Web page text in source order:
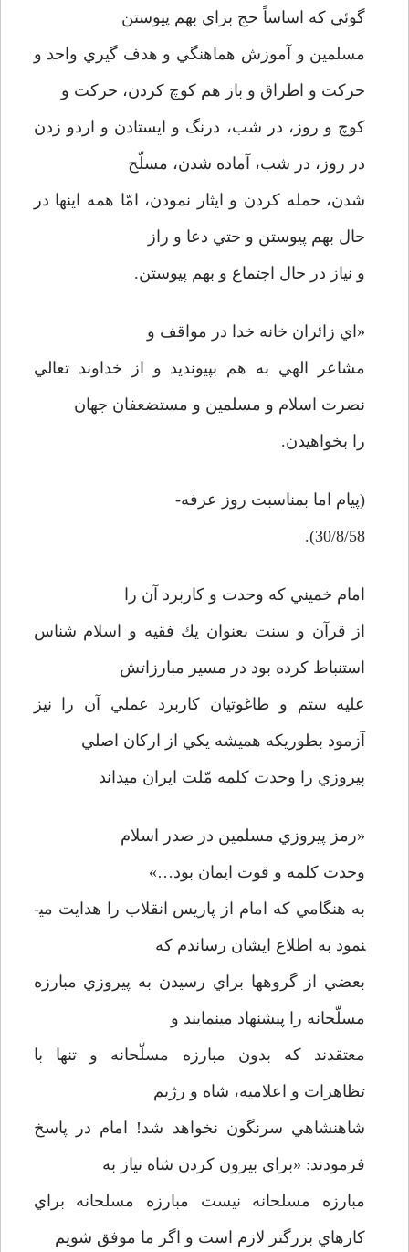
گوئي كه اساساً حج براي بهم پيوستن
مسلمين و آموزش هماهنگي و هدف گيري واحد و
حركت و اطراق و باز هم كوچ كردن، حركت و
كوچ و روز، در شب، درنگ و ايستادن و اردو زدن
در روز،‌ در شب، آماده شدن، مسلّح
شدن، حمله كردن و ايثار نمودن،‌ امّا همه اينها در
حال بهم پيوستن و حتي دعا و راز
و نياز در حال اجتماع و بهم پيوستن.
«اي زائران خانه خدا در مواقف و
مشاعر الهي به هم بپيونديد و از خداوند تعالي
نصرت اسلام و مسلمين و مستضعفان جهان
را بخواهيدن.
(پيام اما بمناسبت روز عرفه-
30/8/58).
امام خميني كه وحدت و كاربرد آن را
از قرآن و سنت بعنوان يك فقيه و اسلام شناس
استنباط كرده بود در مسير مبارزاتش
عليه ستم و طاغوتيان كاربرد عملي آن را نيز
آزمود بطوريكه هميشه يكي از اركان اصلي
پيروزي را وحدت كلمه مّلت ايران مي­داند
«رمز پيروزي مسلمين در صدر اسلام
وحدت كلمه و قوت ايمان بود…»
به هنگامي كه امام از پاريس انقلاب را هدايت مي­
نمود به اطلاع ايشان رساندم كه
بعضي از گروهها براي رسيدن به پيروزي مبارزه
مسلّحانه را پيشنهاد مينمايند و
معتقدند كه بدون مبارزه مسلّحانه و تنها با
تظاهرات و اعلاميه، شاه و رژيم
شاهنشاهي سرنگون نخواهد شد! امام در پاسخ
فرمودند: «براي بيرون كردن شاه نياز به
مبارزه مسلحانه نيست مبارزه مسلحانه براي
كارهاي بزرگتر لازم است و اگر ما موفق شويم